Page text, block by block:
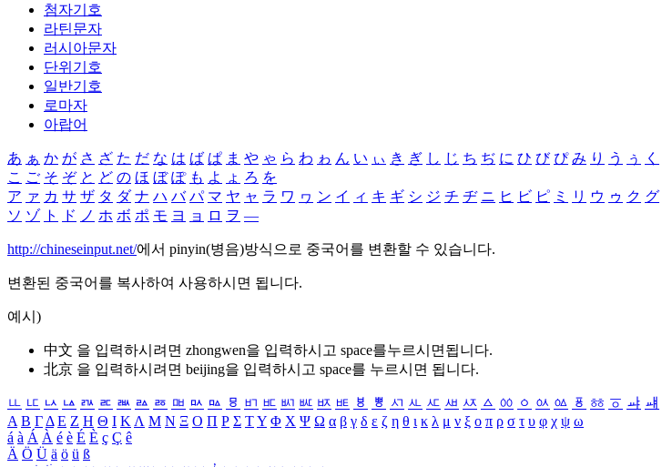
첨자기호
라틴문자
러시아문자
단위기호
일반기호
로마자
아랍어
あ ぁ か が さ ざ た だ な は ば ぱ ま や ゃ ら わ ゎ ん い ぃ き ぎ し じ ち ぢ に ひ び ぴ み り う ぅ く
こ ご そ ぞ と ど の ほ ぼ ぽ も よ ょ ろ を
ア ァ カ サ ザ タ ダ ナ ハ バ パ マ ヤ ャ ラ ワ ヮ ン イ ィ キ ギ シ ジ チ ヂ ニ ヒ ビ ピ ミ リ ウ ゥ ク グ
ソ ゾ ト ド ノ ホ ボ ポ モ ヨ ョ ロ ヲ ―
http://chineseinput.net/에서 pinyin(병음)방식으로 중국어를 변환할 수 있습니다.
변환된 중국어를 복사하여 사용하시면 됩니다.
예시)
中文 을 입력하시려면 zhongwen을 입력하시고 space를누르시면됩니다.
北京 을 입력하시려면 beijing을 입력하시고 space를 누르시면 됩니다.
ㅥ ㅦ ㅧ ㅨ ㅩ ㅪ ㅫ ㅬ ㅭ ㅮ ㅯ ㅰ ㅱ ㅲ ㅳ ㅴ ㅵ ㅶ ㅷ ㅸ ㅹ ㅺ ㅻ ㅼ ㅽ ㅾ ㅿ ㆀ ㆁ ㆂ ㆃ ㆄ ㆅ ㆆ ㆇ ㆈ
Α Β ΓΔ Ε Ζ Η Θ Ι ΚΛ Μ Ν Ξ Ο Π Ρ Σ ΤΥ Φ Χ Ψ Ω α β γ δ ε ζ η θ ι κ λ μ ν ξ ο π ρ σ τ υ φ χ ψ ω
á à Á À é è É È ç Ç ê
Ä Ö Ü ä ö ü ß